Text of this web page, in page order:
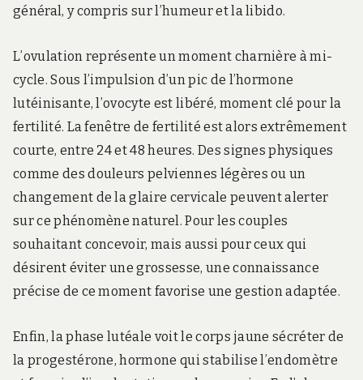
général, y compris sur l’humeur et la libido.
L’ovulation représente un moment charnière à mi-
cycle. Sous l’impulsion d’un pic de l’hormone
lutéinisante, l’ovocyte est libéré, moment clé pour la
fertilité. La fenêtre de fertilité est alors extrêmement
courte, entre 24 et 48 heures. Des signes physiques
comme des douleurs pelviennes légères ou un
changement de la glaire cervicale peuvent alerter
sur ce phénomène naturel. Pour les couples
souhaitant concevoir, mais aussi pour ceux qui
désirent éviter une grossesse, une connaissance
précise de ce moment favorise une gestion adaptée.
Enfin, la phase lutéale voit le corps jaune sécréter de
la progestérone, hormone qui stabilise l’endomètre